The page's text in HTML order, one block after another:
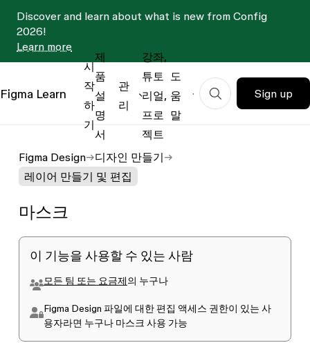
Discover and learn about what is new from Config
2026!
Learn more
Figma Learn
시
작
하
기
제
품
설
명
서
관
리
강좌,
튜토
리얼,
프로
젝트
도
움
말
Sign up
Figma Design
디자인 만들기
레이어 만들기 및 편집
마스크
이 기능을 사용할 수 있는 사람
모든 팀 또는 요금제의 누구나
Figma Design 파일에 대한편집 액세스 권한이 있는 사
용자라면 누구나 마스크 사용 가능